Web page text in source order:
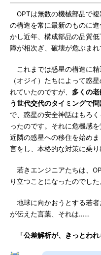
OPTは無数の機械部品で複
の構造を常に最新のものに
かし近年、構成部品の品質
障が相次ぎ、破壊が危ぶまれ
これまでは惑星の構造に精
（オジイ）たちによって惑
れていたのですが、 多くの
う世代交代のタイミングで
で、惑星の安全神話はもろ
ったのです。それに危機感
近隣の惑星への移住を始め
言をし、本格的な対策に乗り
若きエンジニアたちは、
り立つことになったのでした
地球に向かおうとする若者
が伝えた言葉、それは……
「公差解析が、きっとわ